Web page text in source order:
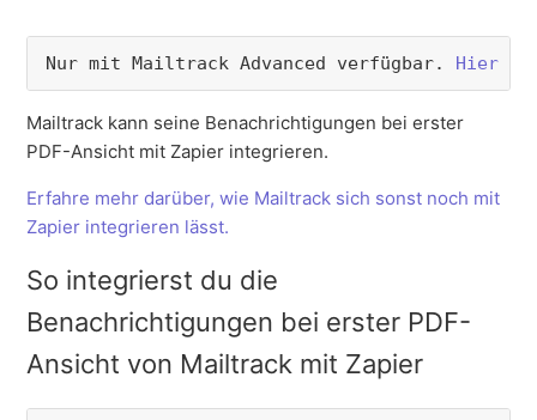
Nur mit Mailtrack Advanced verfügbar. Hier
Mailtrack kann seine Benachrichtigungen bei erster
PDF-Ansicht mit Zapier integrieren.
Erfahre mehr darüber, wie Mailtrack sich sonst noch mit
Zapier integrieren lässt.
So integrierst du die
Benachrichtigungen bei erster PDF-
Ansicht von Mailtrack mit Zapier